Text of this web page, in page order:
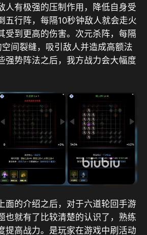
人有极强的压制作用，降低自身受
五行阵，每隔10秒钟敌人就会走火
受到更高的伤害。次元杀阵，每隔
间裂缝，吸引敌人并造成高额法
强势阵法之后，我方战力会大幅度
面的介绍之后，对于六道轮回手游
也就有了比较清楚的认识了，熟练
提高战力。是玩家在游戏中刷活动